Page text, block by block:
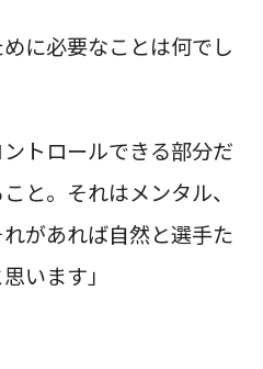
に必要なことは何でし
ントロールできる部分だ
と。それはメンタル、
があれば自然と選手た
います」